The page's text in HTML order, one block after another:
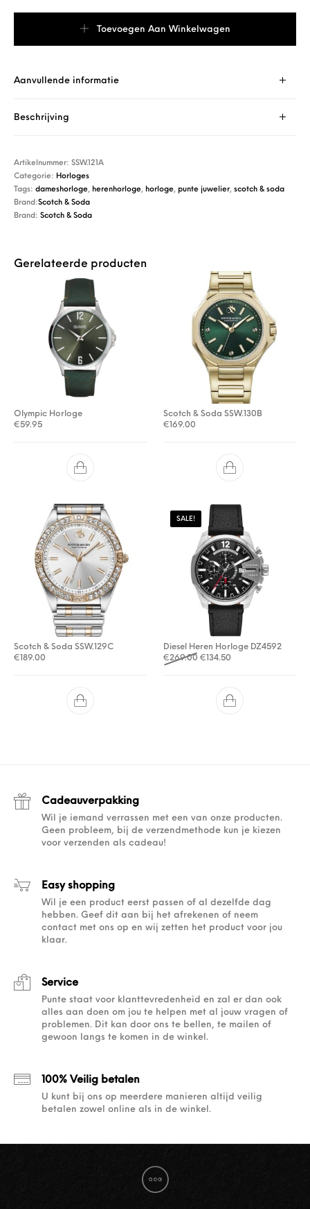
Toevoegen Aan Winkelwagen
Aanvullende informatie
Beschrijving
Artikelnummer:SSW.121A
Categorie: Horloges
Tags:dameshorloge, herenhorloge, horloge, punte juwelier,scotch & soda
Brand:Scotch & Soda
Brand:Scotch & Soda
Gerelateerde producten
Olympic Horloge
€59.95
Scotch & Soda SSW.130B
€ 169.00
Scotch & Soda SSW.129C
€ 189.00
SALE!
Diesel Heren Horloge DZ4592
€269.00 Oorspronkelijke prijs was:
€ 134.50
Cadeauverpakking
Wil je iemand verrassen met een van onze producten.
Geen probleem, bij de verzendmethode kun je kiezen
voor verzenden als cadeau!
Easy shopping
Wil je een product eerst passen of al dezelfde dag
hebben. Geef dit aan bij het afrekenen of neem
contact met ons op en wij zetten het product voor jou
klaar.
Service
Punte staat voor klanttevredenheid en zal er dan ook
alles aan doen om jou te helpen met al jouw vragen of
problemen. Dit kan door ons te bellen, te mailen of
gewoon langs te komen in de winkel.
100% Veilig betalen
U kunt bij ons op meerdere manieren altijd veilig
betalen zowel online als in de winkel.